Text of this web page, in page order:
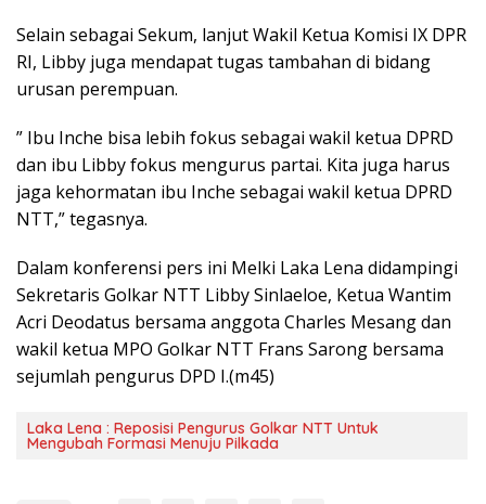
Selain sebagai Sekum, lanjut Wakil Ketua Komisi IX DPR
RI, Libby juga mendapat tugas tambahan di bidang
urusan perempuan.
” Ibu Inche bisa lebih fokus sebagai wakil ketua DPRD
dan ibu Libby fokus mengurus partai. Kita juga harus
jaga kehormatan ibu Inche sebagai wakil ketua DPRD
NTT,” tegasnya.
Dalam konferensi pers ini Melki Laka Lena didampingi
Sekretaris Golkar NTT Libby Sinlaeloe, Ketua Wantim
Acri Deodatus bersama anggota Charles Mesang dan
wakil ketua MPO Golkar NTT Frans Sarong bersama
sejumlah pengurus DPD I.(m45)
Laka Lena : Reposisi Pengurus Golkar NTT Untuk
Mengubah Formasi Menuju Pilkada